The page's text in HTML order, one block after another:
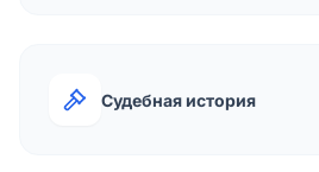
Судебная история